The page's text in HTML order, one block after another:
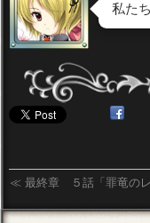
私た
≪ 最終章 ５話「罪竜のレ